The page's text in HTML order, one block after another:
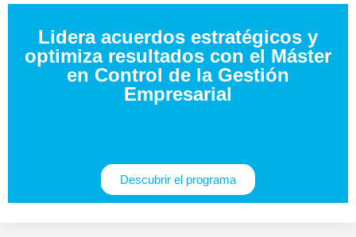
Lidera acuerdos estratégicos y
optimiza resultados con el Máster
en Control de la Gestión
Empresarial
Descubrir el programa